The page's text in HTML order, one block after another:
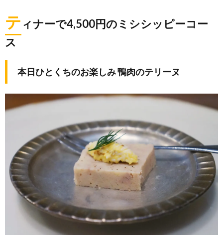
テ ィナーで4,500円のミシシッピーコー
ス
本日ひとくちのお楽しみ 鴨肉のテリーヌ